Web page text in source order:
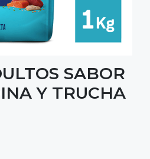
SABOR
Y TRUCHA